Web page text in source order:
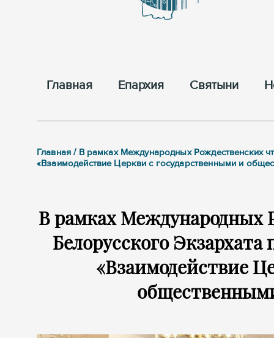
Главная Епархия Cвятыни
Главная / В рамках Международных Рождественских
«Взаимодействие Церкви с государственными и
В рамках Международных
Белорусского
«Взаимодействие